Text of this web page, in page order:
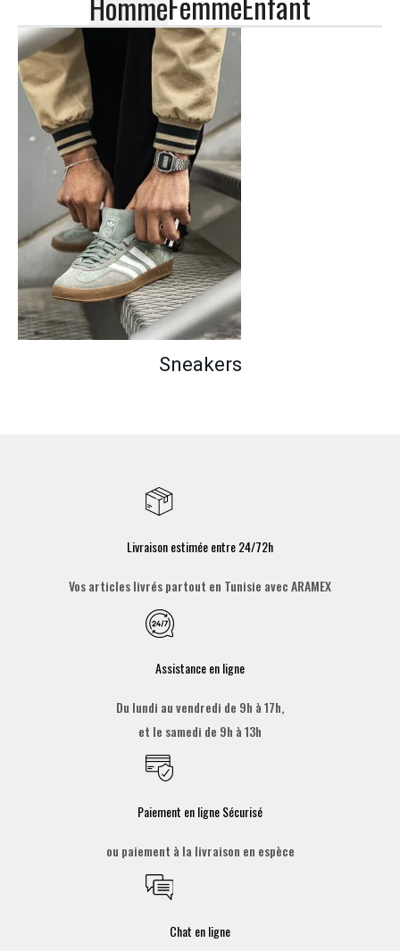
Sneakers
Livraison estimée entre 24/72h
Vos articles livrés partout en Tunisie avec ARAMEX
Assistance en ligne
Du lundi au vendredi de 9h à 17h,
et le samedi de 9h à 13h
Paiement en ligne Sécurisé
ou paiement à la livraison en espèce
Chat en ligne